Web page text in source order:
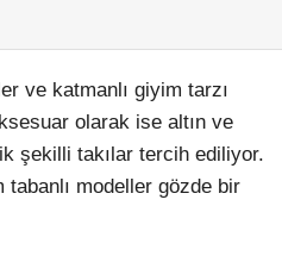
ve katmanlı giyim tarzı
olarak ise altın ve
şekilli takılar tercih ediliyor.
modeller gözde bir